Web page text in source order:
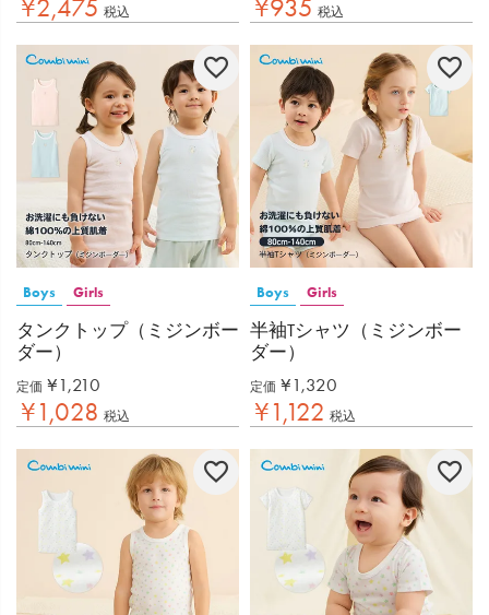
¥2,475 税込 ¥935 税込
Boys Girls
タンクトップ（ミジンボー
ダー）
定価 ¥ 1,210
¥1,028 税込
Boys Girls
半袖Tシャツ（ミジンボー
ダー）
定価 ¥ 1,320
¥1,122 税込